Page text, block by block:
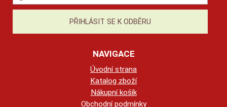
NAVIGACE
Úvodní strana
Katalog zboží
Nákupní košík
Obchodní podmínky